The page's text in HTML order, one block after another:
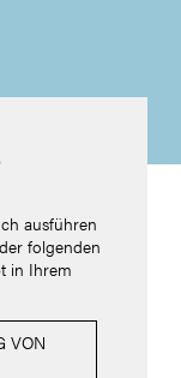
ausführen
folgenden
in Ihrem
VON